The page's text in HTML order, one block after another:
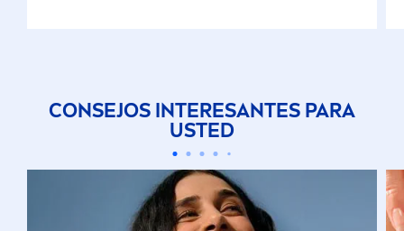
CONSEJOS INTERESANTES PARA
USTED